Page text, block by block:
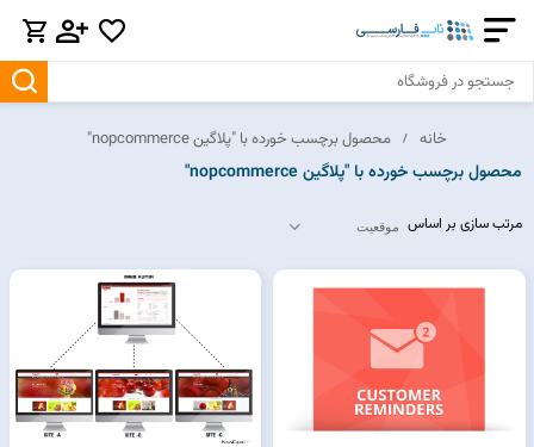
خانه محصول برچسب خورده با "پلاگین nopcommerce"
محصول برچسب خورده با "پلاگین nopcommerce"
مرتب سازی بر اساس